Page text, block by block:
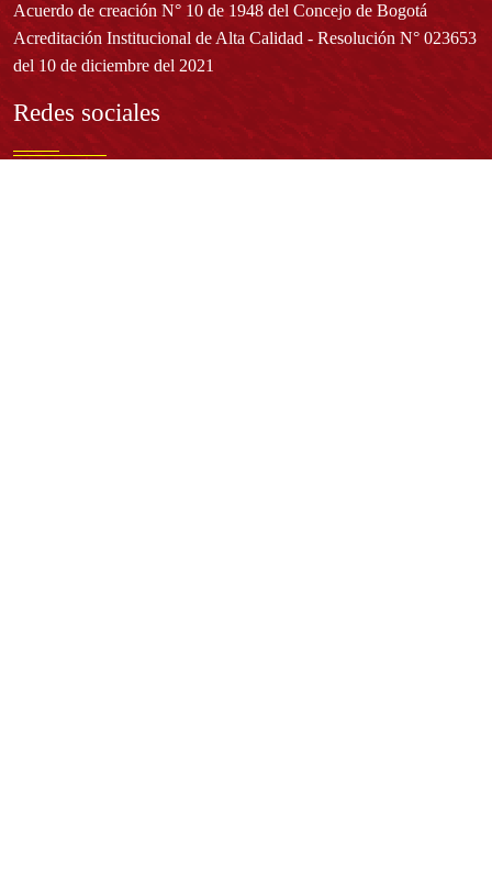
Acuerdo de creación N° 10 de 1948 del Concejo de Bogotá
Acreditación Institucional de Alta Calidad - Resolución N° 023653
del 10 de diciembre del 2021
Redes sociales